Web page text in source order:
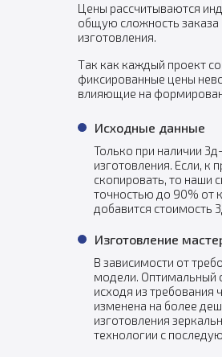
Цены рассчитываются
общую сложность
изготовления.
Так как каждый проект
фиксированные цены
влияющие на
Исходные данные
Только при наличии
изготовления. Если, к
скопировать, то наши
точностью до 90% от
добавится стоимость
Изготовление
В зависимости от
модели. Оптимальный
исходя из требования
изменена на более
изготовления
технологии с